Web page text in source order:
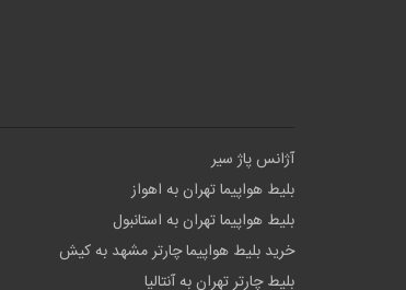
آژانس پاژ سیر
بلیط هواپیما تهران به اهواز
بلیط هواپیما تهران به استانبول
خرید بلیط هواپیما چارتر مشهد به کیش
بلیط چارتر تهران به آنتالیا